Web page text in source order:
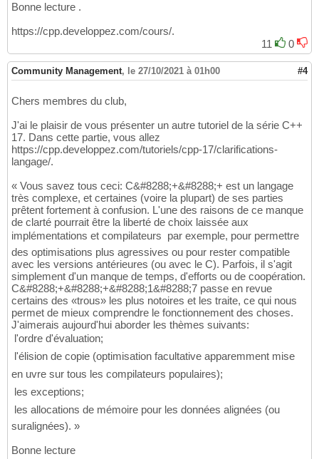
Bonne lecture .
https://cpp.developpez.com/cours/.
11
0
Community Management, le 27/10/2021 à 01h00 #4
Chers membres du club,
J'ai le plaisir de vous présenter un autre tutoriel de la série C++
17. Dans cette partie, vous allez
https://cpp.developpez.com/tutoriels/cpp-17/clarifications-
langage/.
« Vous savez tous ceci: C&#8288;+&#8288;+ est un langage
très complexe, et certaines (voire la plupart) de ses parties
prêtent fortement à confusion. L'une des raisons de ce manque
de clarté pourrait être la liberté de choix laissée aux
implémentations et compilateurs  par exemple, pour permettre
des optimisations plus agressives ou pour rester compatible
avec les versions antérieures (ou avec le C). Parfois, il s'agit
simplement d'un manque de temps, d'efforts ou de coopération.
C&#8288;+&#8288;+&#8288;1&#8288;7 passe en revue
certains des «trous» les plus notoires et les traite, ce qui nous
permet de mieux comprendre le fonctionnement des choses.
J'aimerais aujourd'hui aborder les thèmes suivants:
 l'ordre d'évaluation;
 l'élision de copie (optimisation facultative apparemment mise
en uvre sur tous les compilateurs populaires);
 les exceptions;
 les allocations de mémoire pour les données alignées (ou
suralignées). »
Bonne lecture